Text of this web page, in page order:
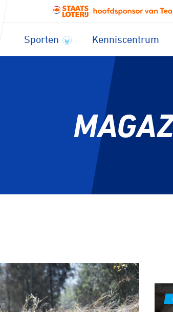
Sporten Kenniscentrum